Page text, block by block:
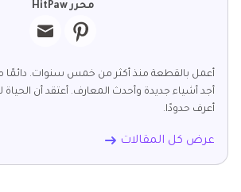
محرر HitPaw
أعمل بالقطعة منذ أكثر من خمس سنوات. دائمًا ما
أجد أشياء جديدة وأحدث المعارف. أعتقد أن الحياة
أعرف حدودًا.
عرض كل المقالات